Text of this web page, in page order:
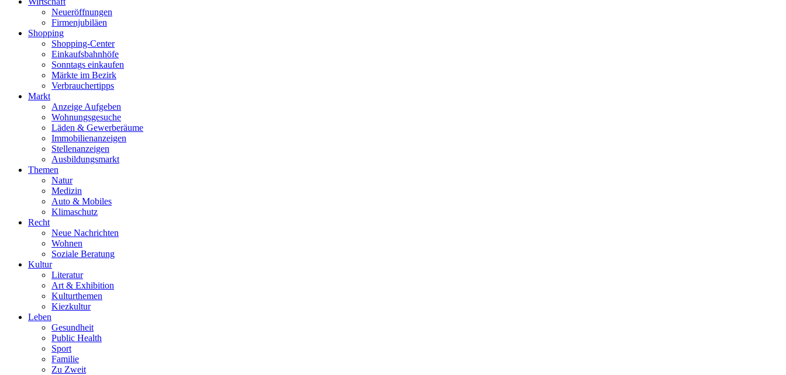
Neueröffnungen
Firmenjubiläen
Shopping
Shopping-Center
Einkaufsbahnhöfe
Sonntags einkaufen
Märkte im Bezirk
Verbrauchertipps
Markt
Anzeige Aufgeben
Wohnungsgesuche
Läden & Gewerberäume
Immobilienanzeigen
Stellenanzeigen
Ausbildungsmarkt
Themen
Natur
Medizin
Auto & Mobiles
Klimaschutz
Recht
Neue Nachrichten
Wohnen
Soziale Beratung
Kultur
Literatur
Art & Exhibition
Kulturthemen
Kiezkultur
Leben
Gesundheit
Public Health
Sport
Familie
Zu Zweit